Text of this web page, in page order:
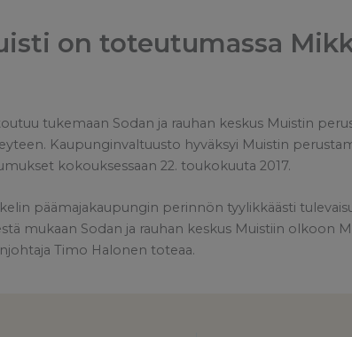
on toteutumassa
tukemaan Sodan ja rauhan keskus Muistin
Kaupunginvaltuusto hyväksyi Muistin
kokouksessaan 22. toukokuuta 2017.
päämajakaupungin perinnön tyylikkäästi
mukaan Sodan ja rauhan keskus Muistiin olkoon
Timo Halonen toteaa.